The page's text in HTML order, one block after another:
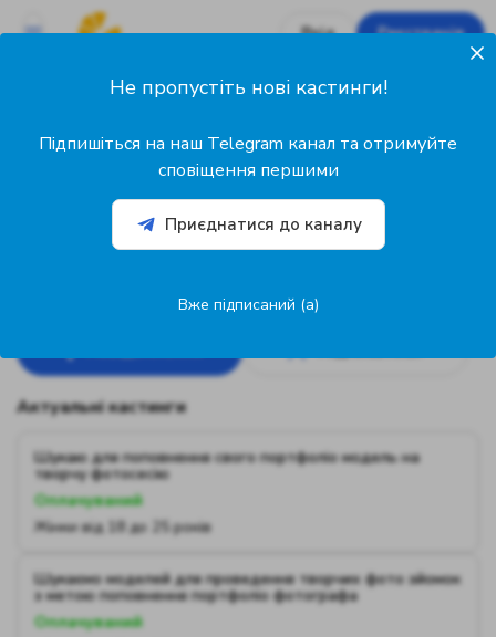
Вхід Реєстрація
11
Mike Mike
Актуальні кастинги
Шукаю для поповнення свого портфоліо модель на
творчу фотосесію
Оплачуваний
Жінки від 18 до 25 років
Шукаємо моделей для проведення творчих фото зйомок
з метою поповнення портфоліо фотографа
Оплачуваний
Не пропустіть нові кастинги!
Підпишіться на наш Telegram канал та отримуйте
сповіщення першими
Приєднатися до каналу
Вже підписаний (а)